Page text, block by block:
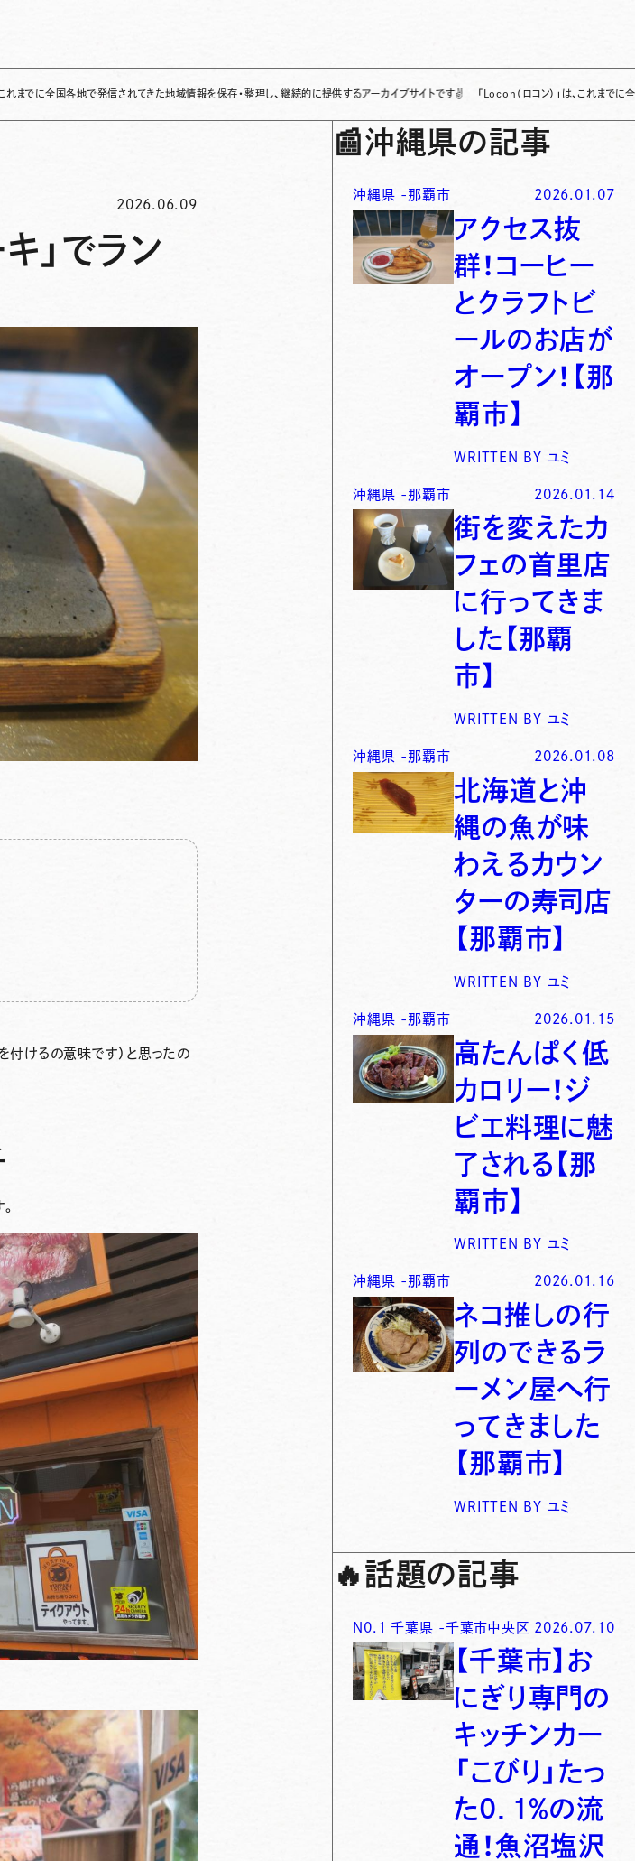
国各地で発信されてきた地域情報を保存・整理し、継続的に提供するアーカイブサイトです✌ 「Locon（ロコン）」は、これまでに全国各地で
2026.06.09
」でラン
付けるの意味です）と思ったの
📰沖縄県の記事
沖縄県 - 那覇市 2026.01.07
アクセス抜
群！コーヒー
とクラフトビ
ールのお店が
オープン！【那
覇市】
WRITTEN BY ユミ
沖縄県 - 那覇市 2026.01.14
街を変えたカ
フェの首里店
に行ってきま
した【那覇
市】
WRITTEN BY ユミ
沖縄県 - 那覇市 2026.01.08
北海道と沖
縄の魚が味
わえるカウン
ターの寿司店
【那覇市】
WRITTEN BY ユミ
沖縄県 - 那覇市 2026.01.15
高たんぱく低
カロリー！ジ
ビエ料理に魅
了される【那
覇市】
WRITTEN BY ユミ
沖縄県 - 那覇市 2026.01.16
ネコ推しの行
列のできるラ
ーメン屋へ行
ってきました
【那覇市】
WRITTEN BY ユミ
🔥 話題の記事
N0. 1 千葉県 -千葉市中央区 2026.07.10
【千葉市】お
にぎり専門の
キッチンカー
「こびり」たっ
た0．1％の流
通！魚沼塩沢